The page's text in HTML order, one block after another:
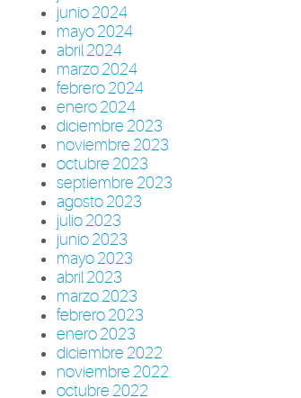
junio 2024
mayo 2024
abril 2024
marzo 2024
febrero 2024
enero 2024
diciembre 2023
noviembre 2023
octubre 2023
septiembre 2023
agosto 2023
julio 2023
junio 2023
mayo 2023
abril 2023
marzo 2023
febrero 2023
enero 2023
diciembre 2022
noviembre 2022
octubre 2022